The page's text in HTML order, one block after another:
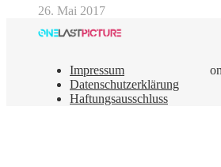
26. Mai 2017
Impressum
Datenschutzerklärung
Haftungsausschluss